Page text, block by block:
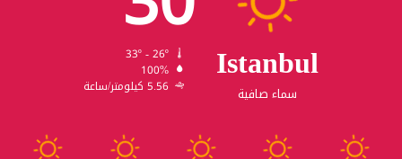
Istanbul
سماء صافية
100%
5.56 كيلومتر/ساعة